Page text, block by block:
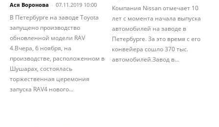
Ася Воронова - 07.11.2019 10:00
В Петербурге на заводе Toyota
запущено производство
обновленной модели RAV
4.Вчера, 6 ноября, на
производстве, расположенном в
Шушарах, состоялась
торжественная церемония
запуска RAV4 нового...
Компания Nissan отмечает 10
лет с момента начала выпуска
автомобилей на заводе в
Петербурге. За это время с его
конвейера сошло 370 тыс.
автомобилей.Завод в...